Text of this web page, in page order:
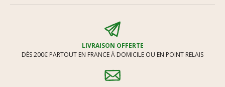
LIVRAISON OFFERTE
DÈS 200€ PARTOUT EN FRANCE À DOMICILE OU EN POINT RELAIS